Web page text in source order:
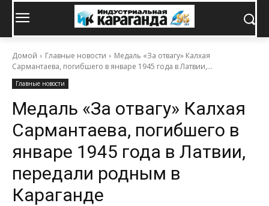
Домой Главные новости
Медаль «За отвагу» Калхая
Сармантаева, погибшего в январе 1945 года в Латвии,...
Главные новости
Медаль «За отвагу» Калхая
Сармантаева, погибшего в
январе 1945 года в Латвии,
передали родным в
Караганде